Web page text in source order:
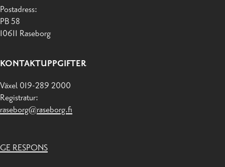
Postadress:
PB 58
10611 Raseborg
KONTAKTUPPGIFTER
Växel 019-289 2000
Registratur:
raseborg@raseborg.fi
GE RESPONS